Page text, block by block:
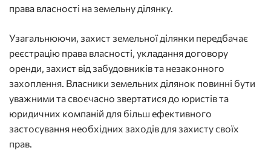
права власності на земельну ділянку.
Узагальнюючи, захист земельної ділянки передбачає
реєстрацію права власності, укладання договору
оренди, захист від забудовників та незаконного
захоплення. Власники земельних ділянок повинні бути
уважними та своєчасно звертатися до юристів та
юридичних компаній для більш ефективного
застосування необхідних заходів для захисту своїх
прав.